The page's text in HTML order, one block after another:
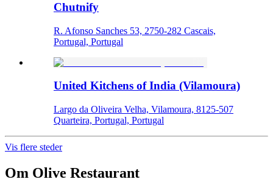
Chutnify
R. Afonso Sanches 53, 2750-282 Cascais,
Portugal, Portugal
United Kitchens of India (Vilamoura)
Largo da Oliveira Velha, Vilamoura, 8125-507
Quarteira, Portugal, Portugal
Vis flere steder
Om Olive Restaurant